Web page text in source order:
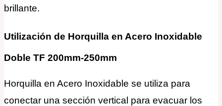
brillante.
Utilización de Horquilla en Acero Inoxidable
Doble TF 200mm-250mm
Horquilla en Acero Inoxidable se utiliza para
conectar una sección vertical para evacuar los